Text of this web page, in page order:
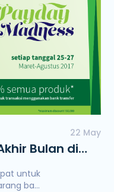
22 May
Bulan di
untuk
ba...